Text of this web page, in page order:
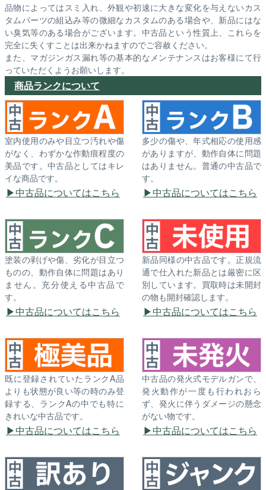
品物によってはスミ入れ、外観や初速に大きな変化を与えないカス
タムパーツの組込み等の微細なカスタムのある場合や、新品にはな
い臭気等のある場合がございます。中古品という性質上、これらを
完全に失くすことは出来かねますのでご容赦ください。
また、マガジンガス漏れ等の基本的なメンテナンスはお客様にて行
っていただくようお願いします。
商品ランクについて
室内使用のみや目立つ汚れや傷
がなく、わずかな作動痕程度の
美品です。中古品としてはキレ
イな商品です。
中古品についてはこちら
多少の傷や、年式相応の使用感
がありますが、動作自体に問題
はありません。普通の中古品で
す。
中古品についてはこちら
塗装の剥げや傷、劣化が目立つ
ものの、動作自体に問題はあり
ません。充分使える中古品で
す。
中古品についてはこちら
新品同様の中古品です。正規流
通で仕入れた新品とは厳密に区
別しています。買取時は未開封
の物も開封確認します。
中古品についてはこちら
既に登録されていたランクA品
よりも状態が良い等の時のみ登
録する、ランクAの中でも特に
きれいな中古品です。
中古品についてはこちら
中古品の発火式モデルガンで、
発火動作が一度も行われおら
ず、発火に伴うダメージの懸念
がない物です。
中古品についてはこちら